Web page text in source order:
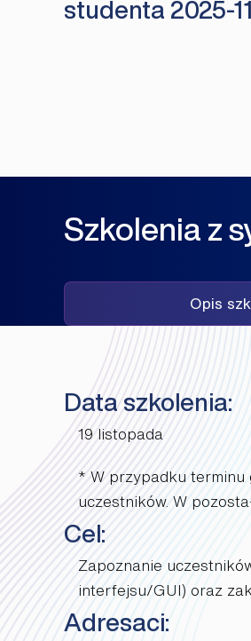
studenta 2025-
Szkolenia z
Opis
Data szkolenia:
19 listopada
* W przypadku terminu
uczestników. W
Cel:
Zapoznanie
interfejsu/GUI) oraz
Adresaci: